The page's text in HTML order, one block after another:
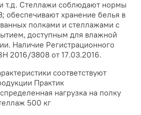
т.д. Стеллажи соблюдают нормы
обеспечивают хранение белья в
полками и стеллажами с
доступным для влажной
Наличие Регистрационного
2016/3808 от 17.03.2016.
соответствуют
Практик
нагрузка на полку
500 кг